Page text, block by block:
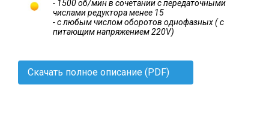
- 1500 об/мин в сочетании с передаточными
числами редуктора менее 15
- с любым числом оборотов однофазных ( с
питающим напряжением 220V)
Скачать полное описание (PDF)